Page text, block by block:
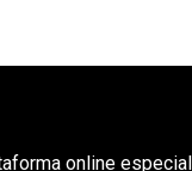
online